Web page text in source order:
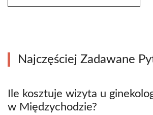
Najczęściej Zadawane
Ile kosztuje wizyta u
w Międzychodzie?